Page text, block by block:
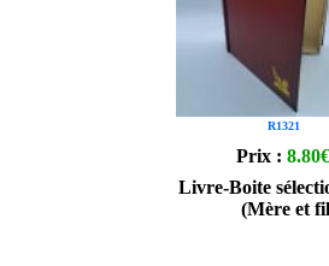
R1321
Prix : 8.80€
Livre-Boite
(Mère et